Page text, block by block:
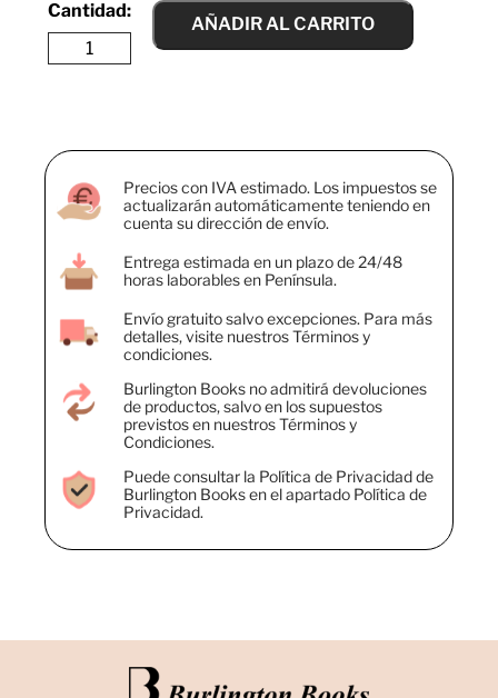
AÑADIR AL CARRITO
Precios con IVA estimado. Los impuestos se
actualizarán automáticamente teniendo en
cuenta su dirección de envío.
Entrega estimada en un plazo de 24/48
horas laborables en Península.
Envío gratuito salvo excepciones. Para más
detalles, visite nuestros Términos y
condiciones.
Burlington Books no admitirá devoluciones
de productos, salvo en los supuestos
previstos en nuestros Términos y
Condiciones.
Puede consultar la Política de Privacidad de
Burlington Books en el apartado Política de
Privacidad.